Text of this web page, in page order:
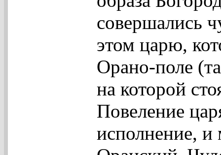
совершались
этом царю,
Орано-поле
на которой
Повеление
исполнение, и